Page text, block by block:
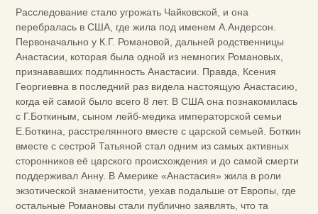
Расследование стало угрожать Чайковской, и она
перебралась в США, где жила под именем А.Андерсон.
Первоначально у К.Г. Романовой, дальней родственницы
Анастасии, которая была одной из немногих Романовых,
признававших подлинность Анастасии. Правда, Ксения
Георгиевна в последний раз видела настоящую Анастасию,
когда ей самой было всего 8 лет. В США она познакомилась
с Г.Боткиным, сыном лейб-медика императорской семьи
Е.Боткина, расстрелянного вместе с царской семьей. Боткин
вместе с сестрой Татьяной стал одним из самых активных
сторонников её царского происхождения и до самой смерти
поддерживал Анну. В Америке «Анастасия» жила в роли
экзотической знаменитости, уехав подальше от Европы, где
остальные Романовы стали публично заявлять, что та